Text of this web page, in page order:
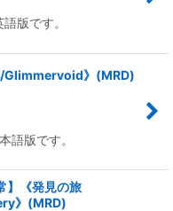
版です。
Glimmervoid》(MRD)
語版です。
】《発見の旅
》(MRD)